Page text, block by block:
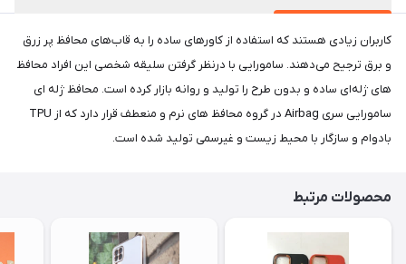
کاربران زیادی هستند که استفاده از کاورهای ساده را به قاب‌های محافظ پر زرق
و برق ترجیح می‌دهند. سامورایی با درنظر گرفتن سلیقه شخصی این افراد محافظ‌
های ژله‌ای ساده و بدون طرح را تولید و روانه بازار کرده است. محافظ ژله‌ ای
سامورایی سری Airbag در گروه محافظ‌ های نرم و منعطف قرار دارد که از TPU
بادوام و سازگار با محیط زیست و غیرسمی تولید شده است.
محصولات مرتبط